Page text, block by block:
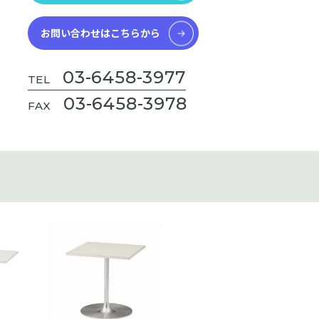
お問い合わせはこちらから
TEL 03-6458-3977
FAX 03-6458-3978